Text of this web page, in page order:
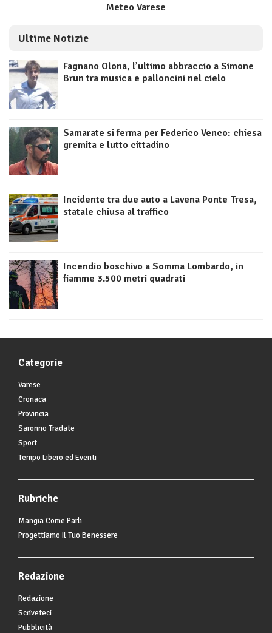
Meteo Varese
Ultime Notizie
Fagnano Olona, l’ultimo abbraccio a Simone
Brun tra musica e palloncini nel cielo
Samarate si ferma per Federico Venco: chiesa
gremita e lutto cittadino
Incidente tra due auto a Lavena Ponte Tresa,
statale chiusa al traffico
Incendio boschivo a Somma Lombardo, in
fiamme 3.500 metri quadrati
Categorie
Varese
Cronaca
Provincia
Saronno Tradate
Sport
Tempo Libero ed Eventi
Rubriche
Mangia Come Parli
Progettiamo Il Tuo Benessere
Redazione
Redazione
Scriveteci
Pubblicità